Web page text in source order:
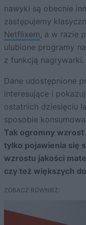
nawyki są obecnie
zastępujemy
Netflixem, a w razie
ulubione programy
z funkcją nagrywarki.
Dane udostępnione
interesujące i
ostatnich dziesięciu
sposobie
Tak ogromny wzrost
tylko pojawienia się
wzrostu jakości
czy też większych
ZOBACZ RÓWNIEŻ: